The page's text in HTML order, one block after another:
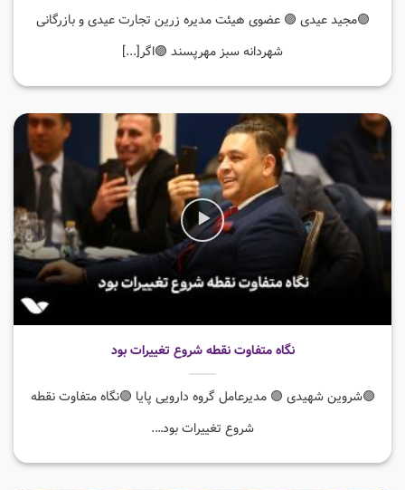
🟣مجید عیدی 🟣 عضوی هیئت مدیره زرین تجارت عیدی و بازرگانی
شهردانه سبز مهرپسند 🟣اگر[...]
نگاه متفاوت نقطه شروع تغییرات بود
🟣شروین شهیدی 🟣 مدیرعامل گروه دارویی پایا 🟣نگاه متفاوت نقطه
شروع تغییرات بود….